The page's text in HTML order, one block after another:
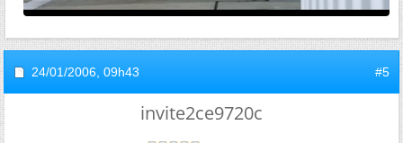
24/01/2006, 09h43 #5
invite2ce9720c